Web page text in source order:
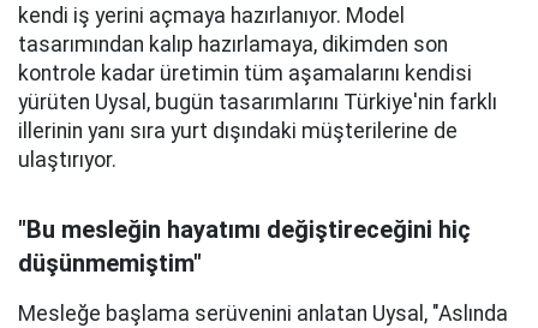
kendi iş yerini açmaya hazırlanıyor. Model
tasarımından kalıp hazırlamaya, dikimden son
kontrole kadar üretimin tüm aşamalarını kendisi
yürüten Uysal, bugün tasarımlarını Türkiye'nin farklı
illerinin yanı sıra yurt dışındaki müşterilerine de
ulaştırıyor.
"Bu mesleğin hayatımı değiştireceğini hiç
düşünmemiştim"
Mesleğe başlama serüvenini anlatan Uysal, "Aslında